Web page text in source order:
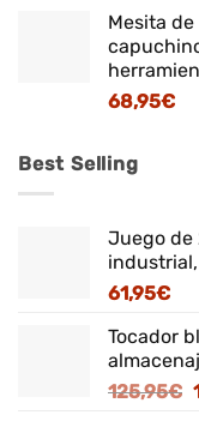
Mesita
68,95€
Best Selling
Juego de
61,95€
Tocador
125,95€